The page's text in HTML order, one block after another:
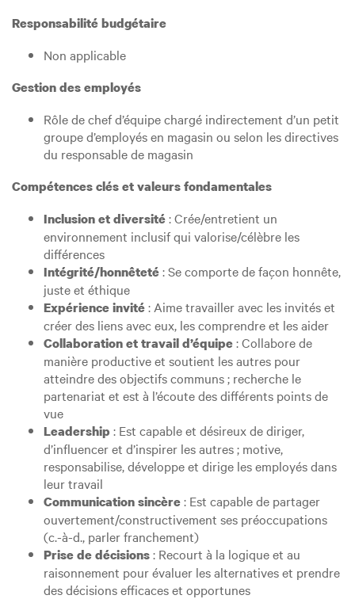
Responsabilité budgétaire
Non applicable
Gestion des employés
Rôle de chef d’équipe chargé indirectement d’un petit
groupe d’employés en magasin ou selon les directives
du responsable de magasin
Compétences clés et valeurs fondamentales
Inclusion et diversité: Crée/entretient un
environnement inclusif qui valorise/célèbre les
différences
Intégrité/honnêteté: Se comporte de façon honnête,
juste et éthique
Expérience invité: Aime travailler avec les invités et
créer des liens avec eux, les comprendre et les aider
Collaboration et travail d’équipe: Collabore de
manière productive et soutient les autres pour
atteindre des objectifs communs ; recherche le
partenariat et est à l’écoute des différents points de
vue
Leadership : Est capable et désireux de diriger,
d’influencer et d’inspirer les autres ; motive,
responsabilise, développe et dirige les employés dans
leur travail
Communication sincère: Est capable de partager
ouvertement/constructivement ses préoccupations
(c.-à-d., parler franchement)
Prise de décisions: Recourt à la logique et au
raisonnement pour évaluer les alternatives et prendre
des décisions efficaces et opportunes